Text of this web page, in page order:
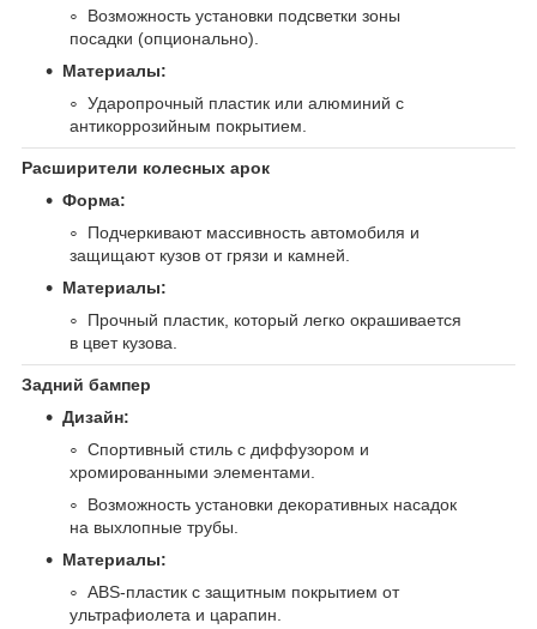
Возможность установки подсветки зоны
посадки (опционально).
Материалы:
Ударопрочный пластик или алюминий с
антикоррозийным покрытием.
Расширители колесных арок
Форма:
Подчеркивают массивность автомобиля и
защищают кузов от грязи и камней.
Материалы:
Прочный пластик, который легко окрашивается
в цвет кузова.
Задний бампер
Дизайн:
Спортивный стиль с диффузором и
хромированными элементами.
Возможность установки декоративных насадок
на выхлопные трубы.
Материалы:
ABS-пластик с защитным покрытием от
ультрафиолета и царапин.